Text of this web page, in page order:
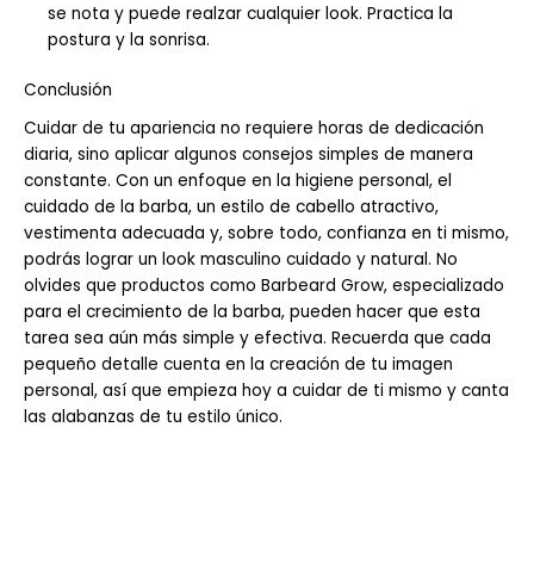
se nota y puede realzar cualquier look. Practica la
postura y la sonrisa.
Conclusión
Cuidar de tu apariencia no requiere horas de dedicación
diaria, sino aplicar algunos consejos simples de manera
constante. Con un enfoque en la higiene personal, el
cuidado de la barba, un estilo de cabello atractivo,
vestimenta adecuada y, sobre todo, confianza en ti mismo,
podrás lograr un look masculino cuidado y natural. No
olvides que productos como Barbeard Grow, especializado
para el crecimiento de la barba, pueden hacer que esta
tarea sea aún más simple y efectiva. Recuerda que cada
pequeño detalle cuenta en la creación de tu imagen
personal, así que empieza hoy a cuidar de ti mismo y canta
las alabanzas de tu estilo único.